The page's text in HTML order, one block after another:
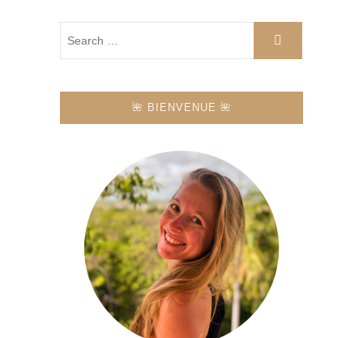
🌺 BIENVENUE 🌺